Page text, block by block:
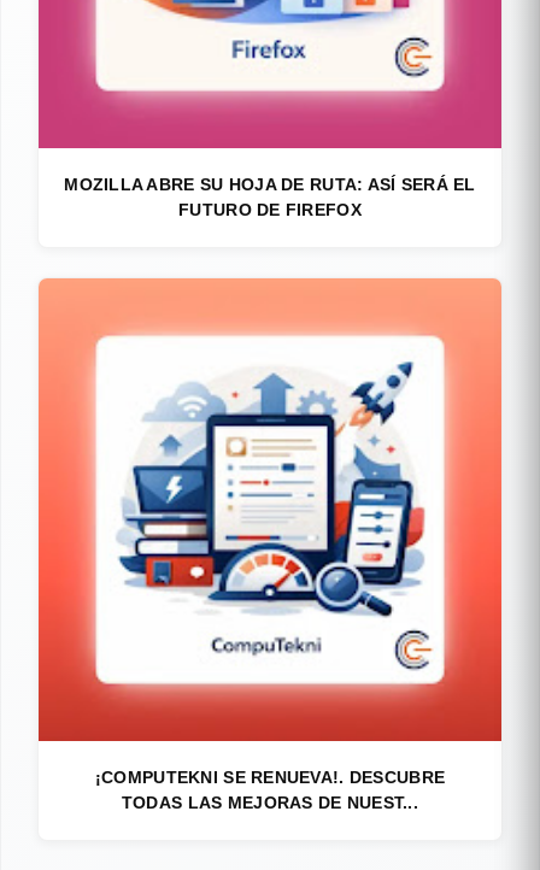
MOZILLA ABRE SU HOJA DE RUTA: ASÍ SERÁ EL
FUTURO DE FIREFOX
¡COMPUTEKNI SE RENUEVA!. DESCUBRE
TODAS LAS MEJORAS DE NUEST...